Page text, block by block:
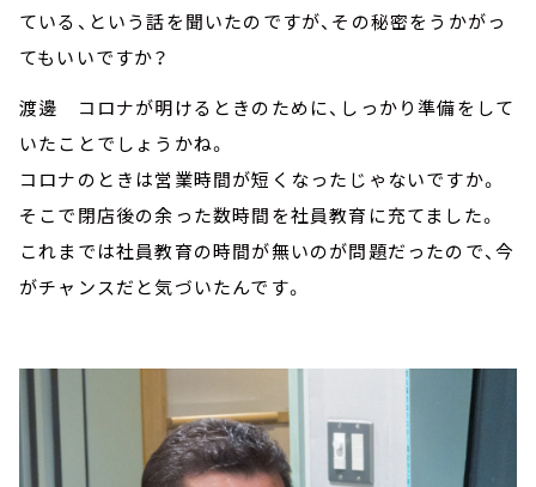
ている、という話を聞いたのですが、その秘密をうかがっ
てもいいですか？
渡邊 コロナが明けるときのために、しっかり準備をして
いたことでしょうかね。
コロナのときは営業時間が短くなったじゃないですか。
そこで閉店後の余った数時間を社員教育に充てました。
これまでは社員教育の時間が無いのが問題だったので、今
がチャンスだと気づいたんです。